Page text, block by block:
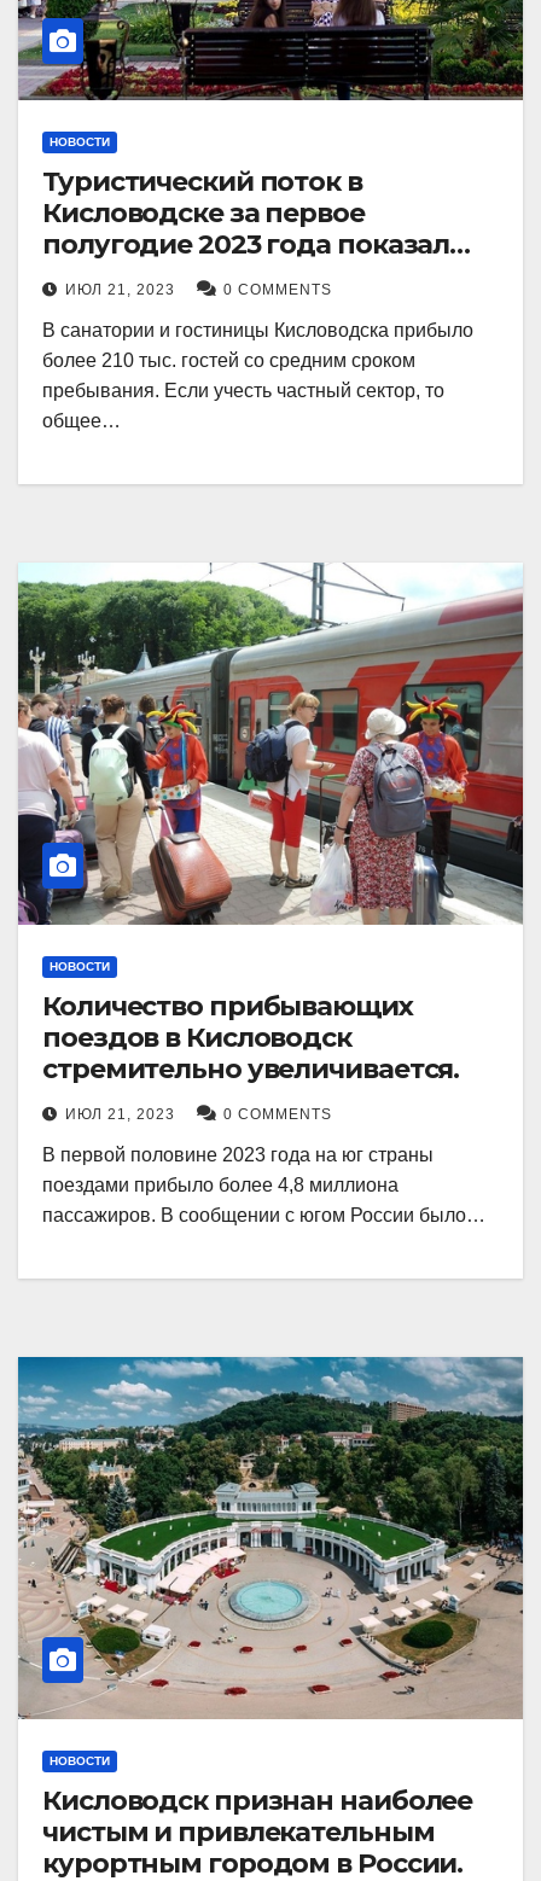
НОВОСТИ
Туристический поток в
Кисловодске за первое
полугодие 2023 года показал
рекордный рост в 21 процент.
ИЮЛ 21, 2023 0 COMMENTS
В санатории и гостиницы Кисловодска прибыло
более 210 тыс. гостей со средним сроком
пребывания. Если учесть частный сектор, то
общее…
НОВОСТИ
Количество прибывающих
поездов в Кисловодск
стремительно увеличивается.
ИЮЛ 21, 2023 0 COMMENTS
В первой половине 2023 года на юг страны
поездами прибыло более 4,8 миллиона
пассажиров. В сообщении с югом России было…
НОВОСТИ
Кисловодск признан наиболее
чистым и привлекательным
курортным городом в России.